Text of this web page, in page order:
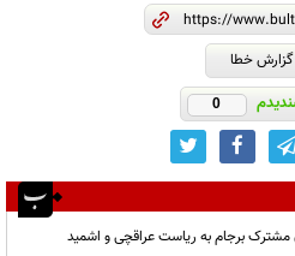
گزارش خطا
0
برجام به ریاست عراقچی و اشمید